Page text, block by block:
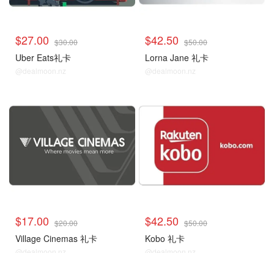
$27.00 $30.00
Uber Eats礼卡
@dealmoon.nz
$42.50 $50.00
Lorna Jane 礼卡
@dealmoon.nz
$17.00 $20.00
Village Cinemas 礼卡
$42.50 $50.00
Kobo 礼卡